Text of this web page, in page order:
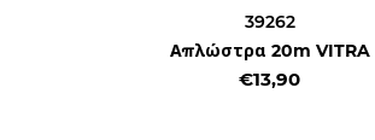
39262
Απλώστρα 20m VITRA
€13,90